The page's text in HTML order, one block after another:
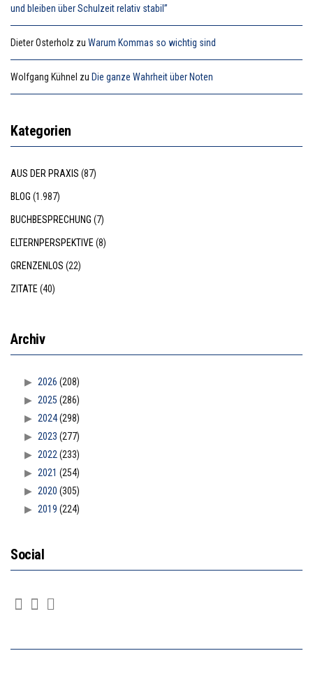
und bleiben über Schulzeit relativ stabil”
Dieter Osterholz zu Warum Kommas so wichtig sind
Wolfgang Kühnel zu Die ganze Wahrheit über Noten
Kategorien
AUS DER PRAXIS (87)
BLOG (1.987)
BUCHBESPRECHUNG (7)
ELTERNPERSPEKTIVE (8)
GRENZENLOS (22)
ZITATE (40)
Archiv
2026 (208)
2025 (286)
2024(298)
2023 (277)
2022 (233)
2021 (254)
2020 (305)
2019 (224)
Social